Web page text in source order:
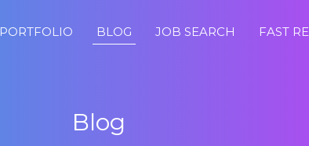
PORTFOLIO BLOG JOB SEARCH FAST
Blog